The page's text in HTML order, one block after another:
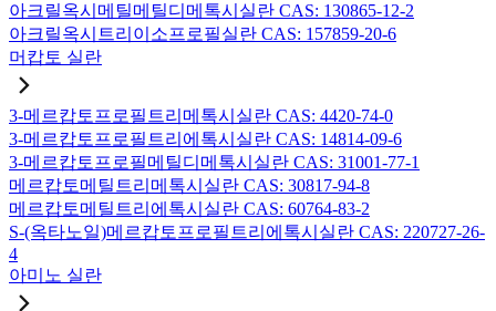
아크릴옥시메틸메틸디메톡시실란 CAS: 130865-12-2
아크릴옥시트리이소프로필실란 CAS: 157859-20-6
머캅토 실란
3-메르캅토프로필트리메톡시실란 CAS: 4420-74-0
3-메르캅토프로필트리에톡시실란 CAS: 14814-09-6
3-메르캅토프로필메틸디메톡시실란 CAS: 31001-77-1
메르캅토메틸트리메톡시실란 CAS: 30817-94-8
메르캅토메틸트리에톡시실란 CAS: 60764-83-2
S-(옥타노일)메르캅토프로필트리에톡시실란 CAS: 220727-26-
4
아미노 실란